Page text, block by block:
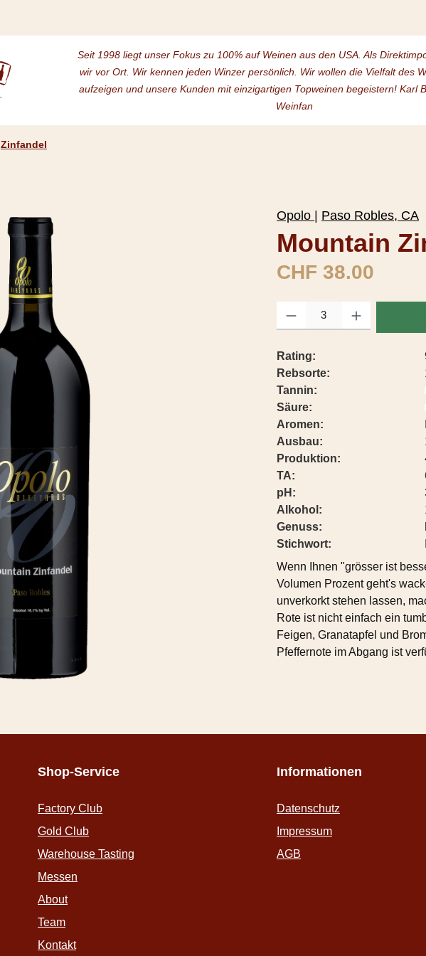
Seit 1998 liegt unser Fokus zu 100% auf Weinen aus den USA. Als
wir vor Ort. Wir kennen jeden Winzer persönlich. Wir wollen die Vielfalt des
aufzeigen und unsere Kunden mit einzigartigen Topweinen begeistern! Karl
Weinfan
Zinfandel
Opolo Paso Robles, CA
Mountain
Regulärer Preis:
CHF 38.00
Rating:
Rebsorte:
Tannin:
Säure:
Aromen:
Ausbau:
Produktion:
TA:
pH:
Alkohol:
Genuss:
Stichwort:
Wenn Ihnen "grösser ist
Volumen Prozent geht's
unverkorkt stehen lassen,
Rote ist nicht einfach ein
Feigen, Granatapfel und
Pfeffernote im Abgang ist
Shop-Service
Factory Club
Gold Club
Warehouse Tasting
Messen
About
Team
Kontakt
Informationen
Datenschutz
Impressum
AGB